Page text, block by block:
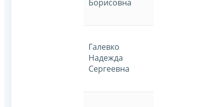
Борисовна
Галевко
Надежда
Сергеевна